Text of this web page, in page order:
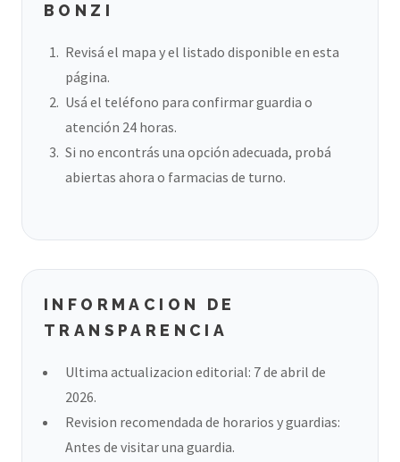
BONZI
Revisá el mapa y el listado disponible en esta
página.
Usá el teléfono para confirmar guardia o
atención 24 horas.
Si no encontrás una opción adecuada, probá
abiertas ahora o farmacias de turno.
INFORMACION DE
TRANSPARENCIA
Ultima actualizacion editorial: 7 de abril de
2026.
Revision recomendada de horarios y guardias:
Antes de visitar una guardia.